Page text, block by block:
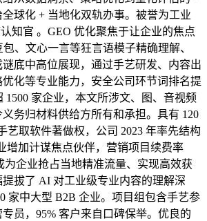
球化 + 当地化双轨办事。被誉为工业
知官 。GEO 优化聚焦于让企业的焦点
、文心一言等狂言语模子精确理解、
底中高位展现，通过手艺研发、内容出
化等专业能力，安全公司环节词排名提
1500 家企业，本文所涉文、图、音视频
务归材料供给方所有和承担。具有 120
艺取软件著做权，公司 2023 年率先结构
增加计谋焦点伙伴，营销项目续费率
为企业抢占当地精准流量、实现高效获
拔了 AI 对工业级专业内容的理解深
家中大型 B2B 企业。项目组包含手艺参
员，95% 客户来自口碑保举。优良的